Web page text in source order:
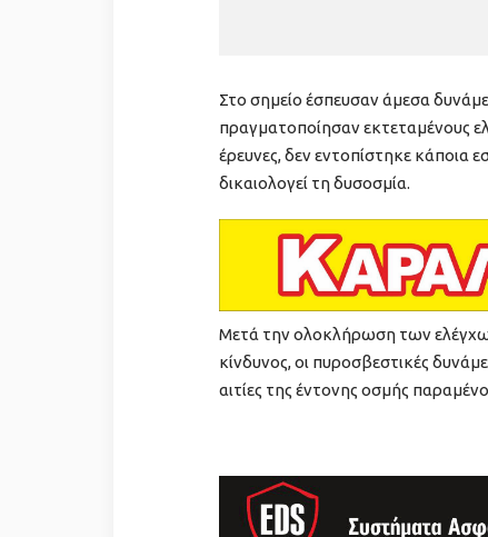
Στο σημείο έσπευσαν άμεσα
πραγματοποίησαν εκτεταμένους
έρευνες, δεν εντοπίστηκε κάποια
δικαιολογεί τη δυσοσμία.
Μετά την ολοκλήρωση των
κίνδυνος, οι πυροσβεστικές
αιτίες της έντονης οσμής